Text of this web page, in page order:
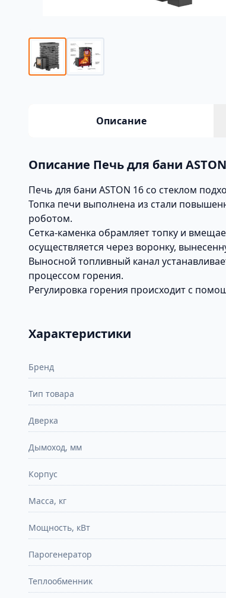
Описание
Описание Печь для бани
Печь для бани ASTON 16 со стеклом
Топка печи выполнена из стали
роботом.
Сетка-каменка обрамляет топку и
осуществляется через воронку,
Выносной топливный канал
процессом горения.
Регулировка горения происходит с
Характеристики
Бренд
Тип товара
Дверка
Дымоход, мм
Корпус
Масса, кг
Мощность, кВт
Парогенератор
Теплообменник